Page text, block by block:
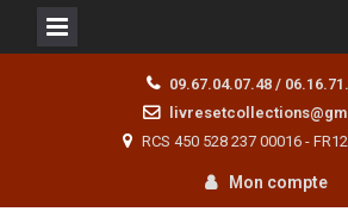
09.67.04.07.48 /
RCS 450 528 237 00016 -
Mon compte